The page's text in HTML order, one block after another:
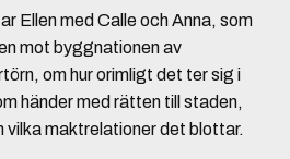
Ellen med Calle och Anna, som
mot byggnationen av
om hur orimligt det ter sig i
händer med rätten till staden,
vilka maktrelationer det blottar.